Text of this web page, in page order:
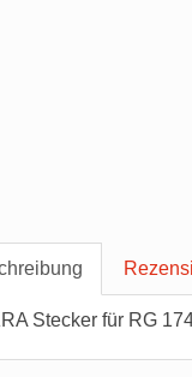
Stecker für RG